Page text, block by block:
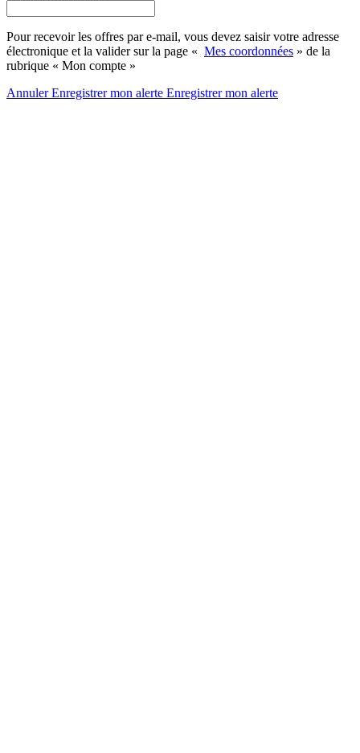
Pour recevoir les offres par e-mail, vous devez saisir votre adresse
électronique et la valider sur la page « Mes coordonnées » de la
rubrique « Mon compte »
AnnulerEnregistrer mon alerte Enregistrermon alerte